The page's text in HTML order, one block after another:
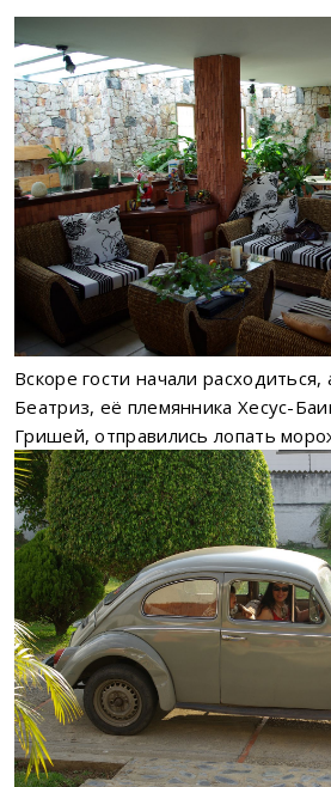
Вскоре гости начали
Беатриз, её племянника Хесус-
Гришей, отправились лопать